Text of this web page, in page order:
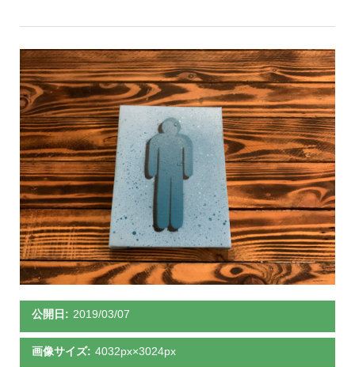
公開日: 2019/03/07
画像サイズ: 4032px×3024px